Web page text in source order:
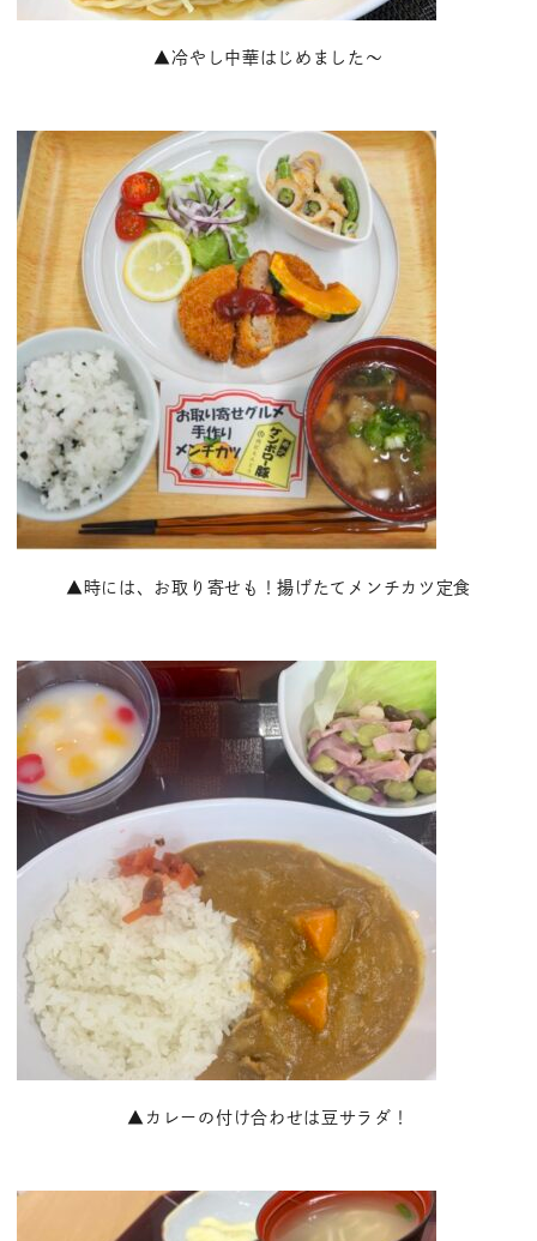
▲冷やし中華はじめました～
▲時には、お取り寄せも！揚げたてメンチカツ定食
▲カレーの付け合わせは豆サラダ！